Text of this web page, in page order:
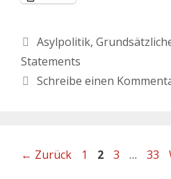
Asylpolitik,
Statements
Schreibe einen
← Zurück 1 2 3 … 33